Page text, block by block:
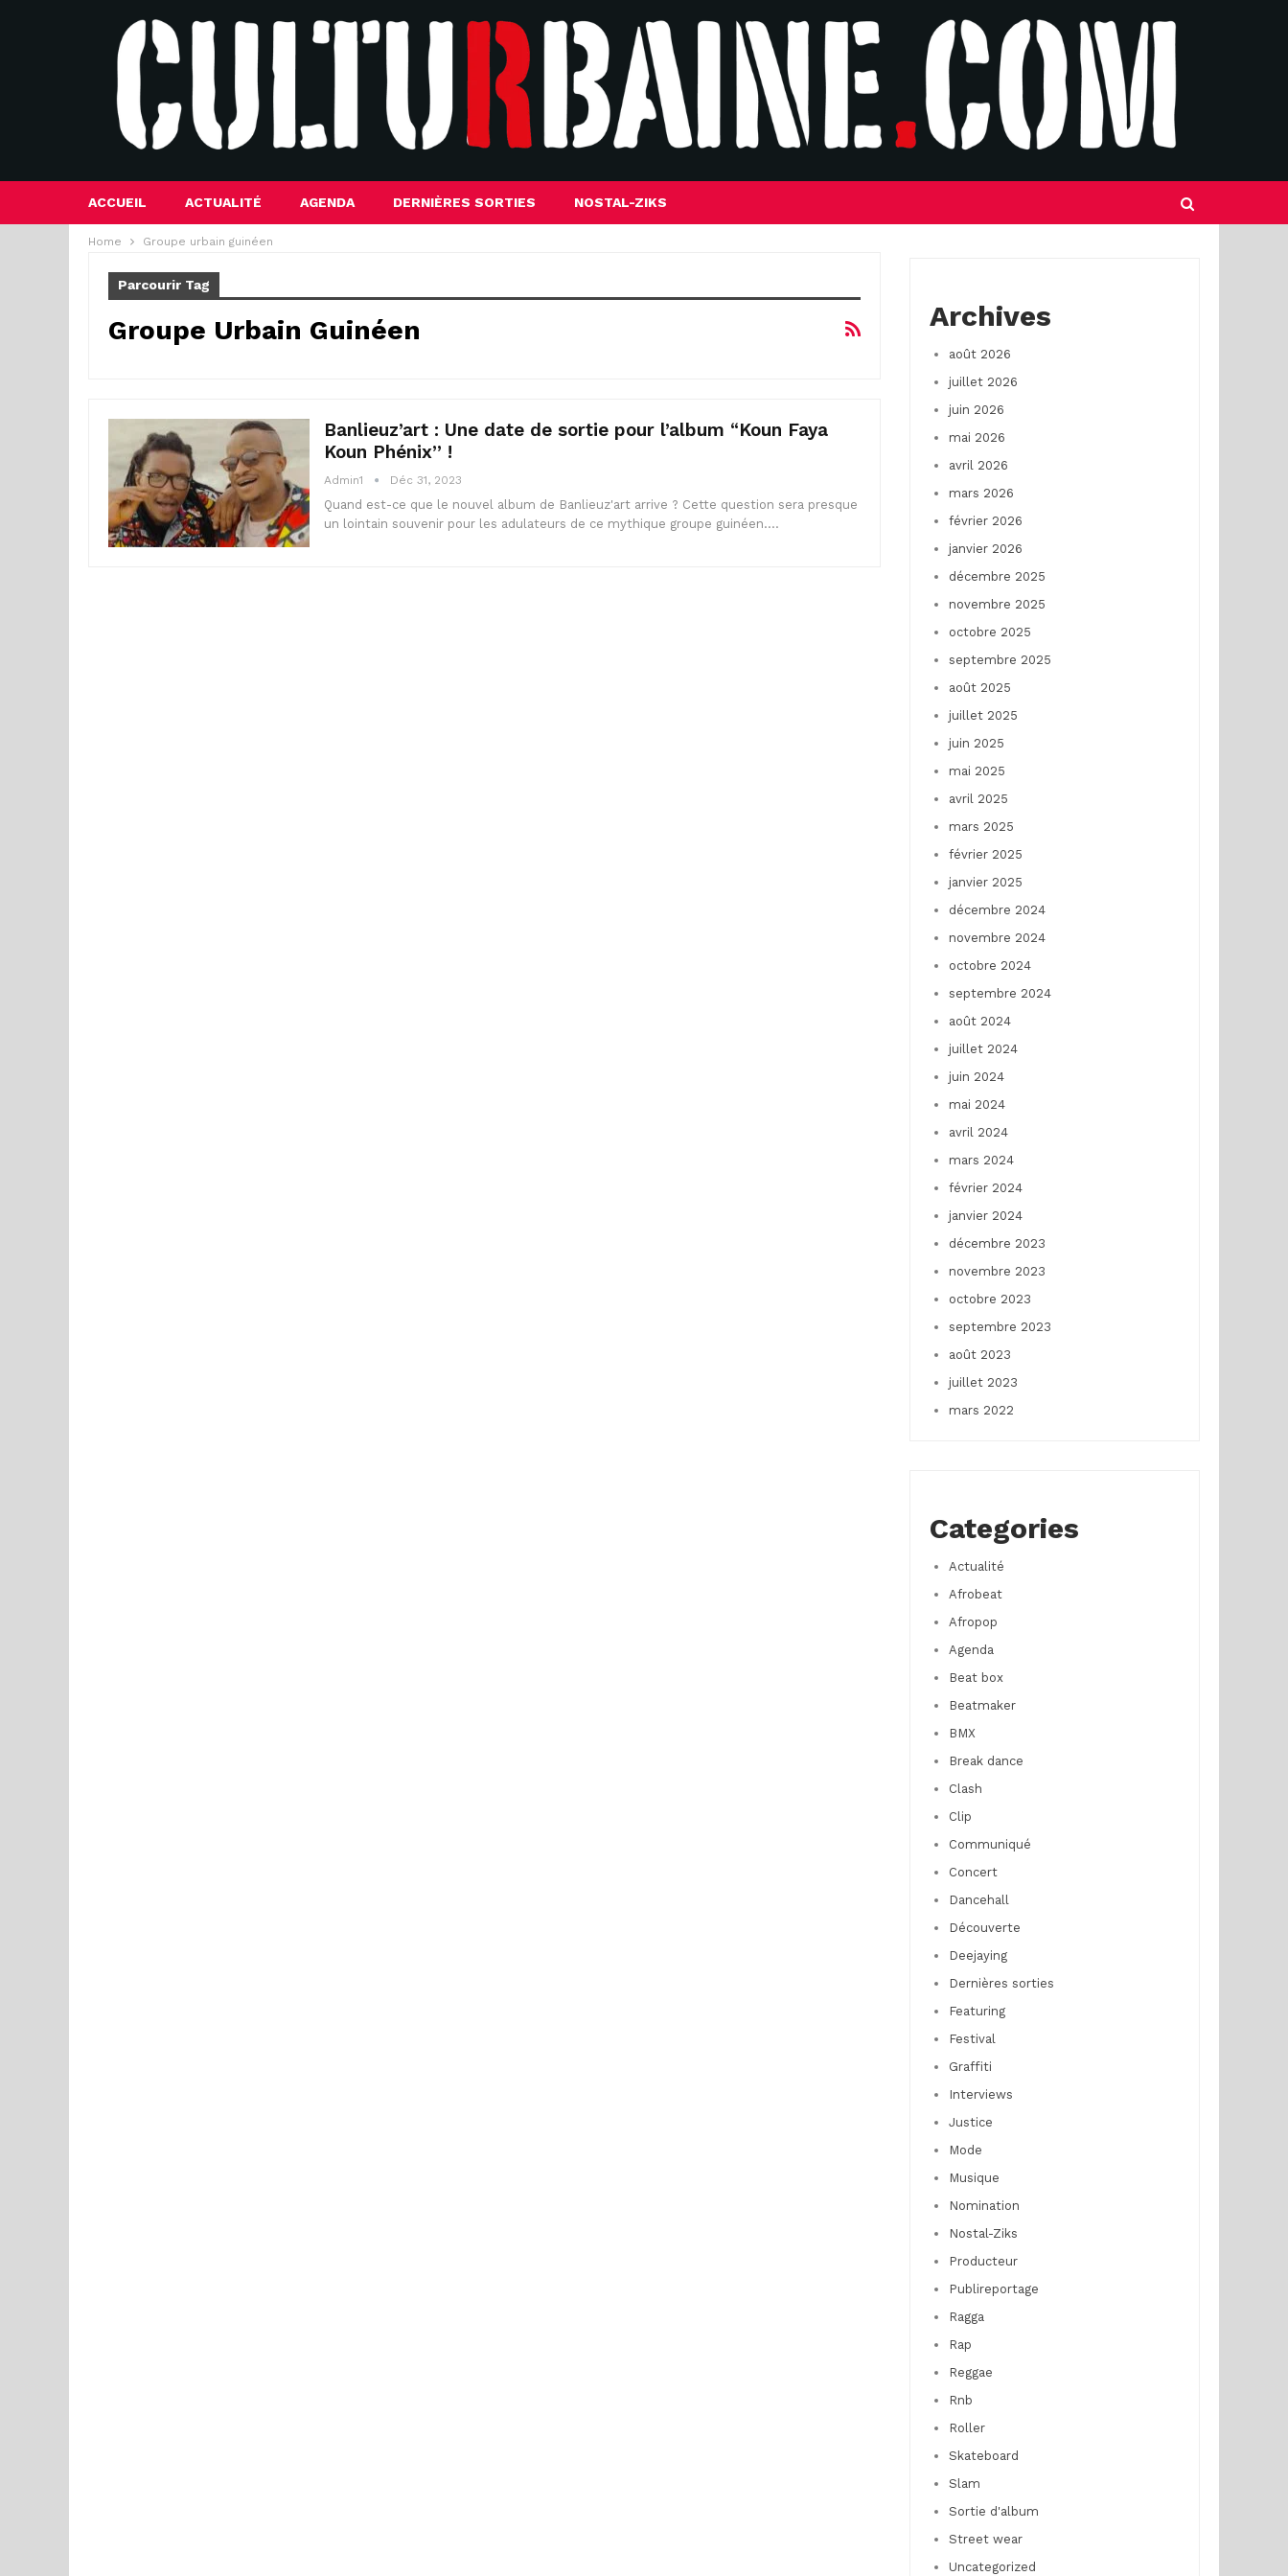
ACCUEIL ACTUALITÉ AGENDA DERNIÈRES SORTIES NOSTAL-ZIKS
Home Groupe urbain guinéen
Parcourir Tag
Groupe Urbain Guinéen
Banlieuz’art : Une date de sortie pour l’album “Koun Faya
Koun Phénix” !
Admin1 Déc 31, 2023
Quand est-ce que le nouvel album de Banlieuz'art arrive ? Cette question sera presque
un lointain souvenir pour les adulateurs de ce mythique groupe guinéen.…
Archives
août 2026
juillet 2026
juin 2026
mai 2026
avril 2026
mars 2026
février 2026
janvier 2026
décembre 2025
novembre 2025
octobre 2025
septembre 2025
août 2025
juillet 2025
juin 2025
mai 2025
avril 2025
mars 2025
février 2025
janvier 2025
décembre 2024
novembre 2024
octobre 2024
septembre 2024
août 2024
juillet 2024
juin 2024
mai 2024
avril 2024
mars 2024
février 2024
janvier 2024
décembre 2023
novembre 2023
octobre 2023
septembre 2023
août 2023
juillet 2023
mars 2022
Categories
Actualité
Afrobeat
Afropop
Agenda
Beat box
Beatmaker
BMX
Break dance
Clash
Clip
Communiqué
Concert
Dancehall
Découverte
Deejaying
Dernières sorties
Featuring
Festival
Graffiti
Interviews
Justice
Mode
Musique
Nomination
Nostal-Ziks
Producteur
Publireportage
Ragga
Rap
Reggae
Rnb
Roller
Skateboard
Slam
Sortie d'album
Street wear
Uncategorized